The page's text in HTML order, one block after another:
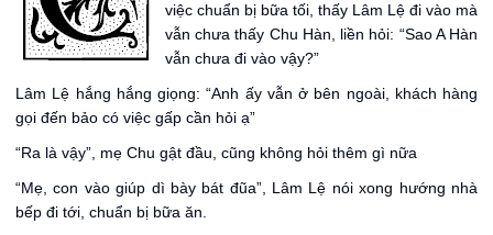
việc chuẩn bị bữa tối, thấy Lâm Lệ đi vào mà
vẫn chưa thấy Chu Hàn, liền hỏi: “Sao A Hàn
vẫn chưa đi vào vậy?”
Lâm Lệ hắng hắng giọng: “Anh ấy vẫn ở bên ngoài, khách hàng
gọi đến bảo có việc gấp cần hỏi ạ”
“Ra là vậy”, mẹ Chu gật đầu, cũng không hỏi thêm gì nữa
“Mẹ, con vào giúp dì bày bát đũa”, Lâm Lệ nói xong hướng nhà
bếp đi tới, chuẩn bị bữa ăn.